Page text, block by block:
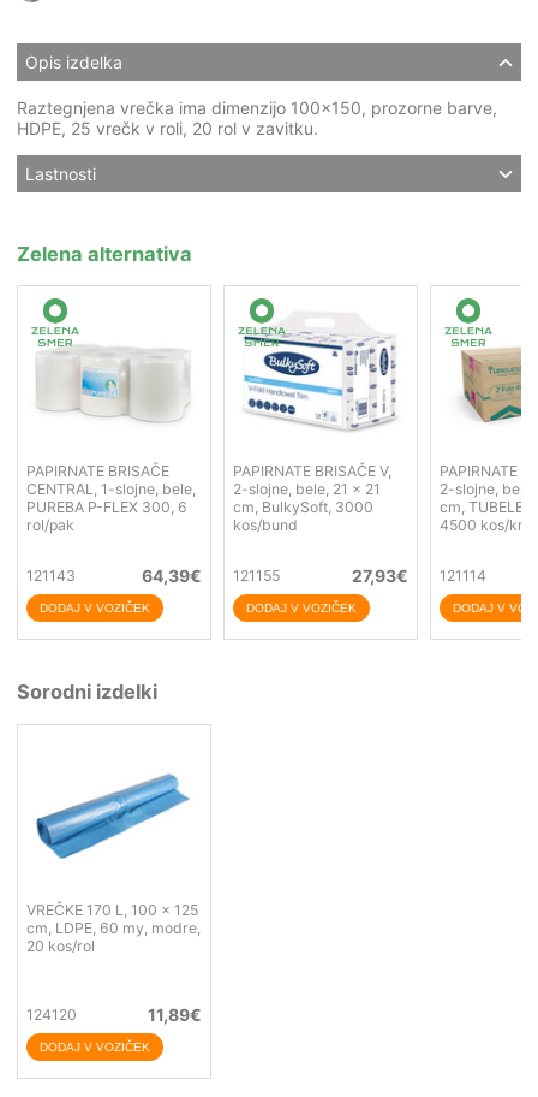
Opis izdelka
Raztegnjena vrečka ima dimenzijo 100x150, prozorne barve,
HDPE, 25 vrečk v roli, 20 rol v zavitku.
Lastnosti
Zelena alternativa
PAPIRNATE BRISAČE
CENTRAL, 1-slojne, bele,
PUREBA P-FLEX 300, 6
rol/pak
121143 64,39€
PAPIRNATE BRISAČE V,
2-slojne, bele, 21 x 21
cm, BulkySoft, 3000
kos/bund
121155 27,93€
PAPIRNATE
2-slojne,
cm,
4500 kos/krt
121114
Sorodni izdelki
VREČKE 170 L, 100 x 125
cm, LDPE, 60 my, modre,
20 kos/rol
124120 11,89€